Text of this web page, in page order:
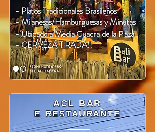
- Platos Tradicionales Brasileños
- Milanesas/Hamburguesas y Minutas
- Ubicado a Media Cuadra de la Plaza
-CERVEZATIRADA!!
ACL BAR
E RESTAURANTE